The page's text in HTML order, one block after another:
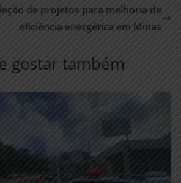
de projetos para melhoria de
eficiência energética em Minas
gostar também